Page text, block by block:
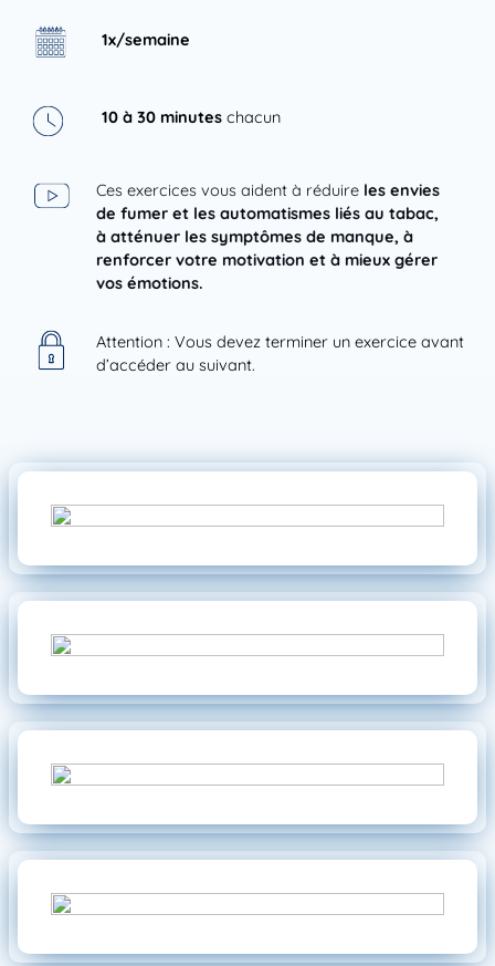
1x/semaine
10 à 30 minuteschacun
Ces exercices vous aident à réduire les envies
de fumer et les automatismes liés au tabac,
à atténuer les symptômes de manque, à
renforcer votre motivation et à mieux gérer
vos émotions.
Attention : Vous devez terminer un exercice avant
d’accéder au suivant.